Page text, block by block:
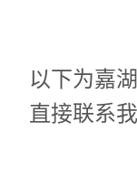
以下为嘉
直接联系